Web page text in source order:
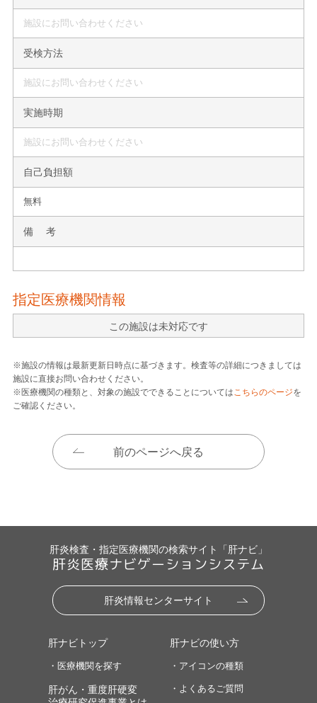
施設にお問い合わせください
受検方法
施設にお問い合わせください
実施時期
施設にお問い合わせください
自己負担額
無料
備 考
指定医療機関情報
この施設は未対応です
※施設の情報は最新更新日時点に基づきます。検査等の詳細につきましては
施設に直接お問い合わせください。
※医療機関の種類と、対象の施設でできることについてはこちらのページを
ご確認ください。
前のページへ戻る
肝炎検査・指定医療機関の検索サイト「肝ナビ」
肝炎医療ナビゲーションシステム
肝炎情報センターサイト
肝ナビトップ
・医療機関を探す
肝がん・重度肝硬変
肝ナビの使い方
・アイコンの種類
・よくあるご質問